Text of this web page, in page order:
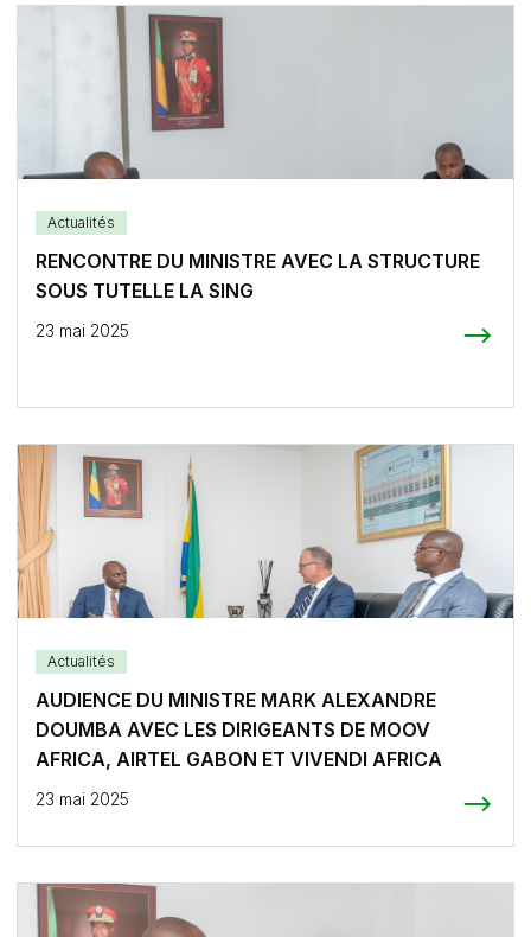
Actualités
RENCONTRE DU MINISTRE AVEC LA STRUCTURE
SOUS TUTELLE LA SING
23 mai 2025
Actualités
AUDIENCE DU MINISTRE MARK ALEXANDRE
DOUMBA AVEC LES DIRIGEANTS DE MOOV
AFRICA, AIRTEL GABON ET VIVENDI AFRICA
23 mai 2025